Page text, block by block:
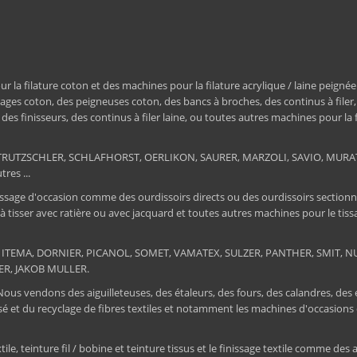
la filature coton et des machines pour la filature acrylique / laine
coton, des peigneuses coton, des bancs à broches, des continus à
finisseurs, des continus à filer laine, ou toutes autres machines pour
SCHLAFHORST, OERLIKON, SAURER, MARZOLI, SAVIO,
...
d'occasion comme des ourdissoirs directs ou des ourdissoirs
avec ratière ou avec jacquard et toutes autres machines pour le
DORNIER, PICANOL, SOMET, VAMATEX, SULZER, PANTHER, SMIT,
JAKOB MULLER.
vendons des aiguilleteuses, des étaleurs, des fours, des calandres,
du recyclage de fibres textiles et notamment les machines d'occasions
teinture fil / bobine et teinture tissus et le finissage textile comme des